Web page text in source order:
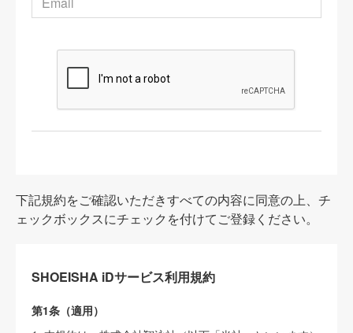
下記規約をご確認いただきすべての内容に同意の上、チ
ェックボックスにチェックを付けてご登録ください。
SHOEISHA iDサービス利用規約
第1条（適用）